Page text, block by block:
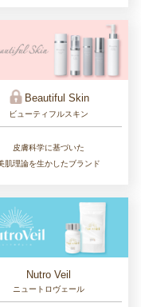
Beautiful Skin
ビューティフルスキン
皮膚科学に基づいた
肌理論を生かしたブランド
Nutro Veil
ニュートロヴェール